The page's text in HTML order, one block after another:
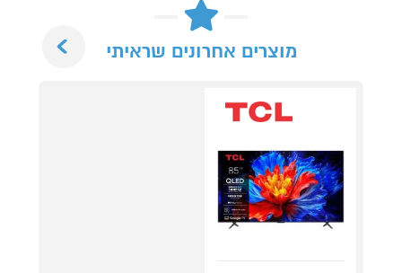
מוצרים אחרונים שראיתי